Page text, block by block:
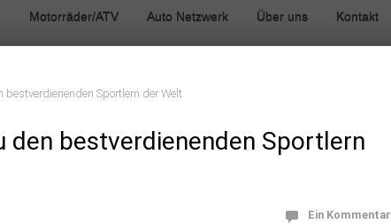
Motorräder/ATV Auto Netzwerk Über uns Kontakt
Sportlern der Welt
den bestverdienenden Sportlern
Ein Kommentar